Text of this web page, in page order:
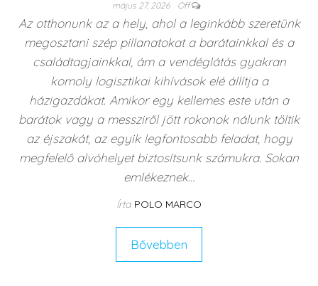
május 27, 2026 Off
Az otthonunk az a hely, ahol a leginkább szeretünk
megosztani szép pillanatokat a barátainkkal és a
családtagjainkkal, ám a vendéglátás gyakran
komoly logisztikai kihívások elé állítja a
házigazdákat. Amikor egy kellemes este után a
barátok vagy a messziről jött rokonok nálunk töltik
az éjszakát, az egyik legfontosabb feladat, hogy
megfelelő alvóhelyet biztosítsunk számukra. Sokan
emlékeznek…
Írta POLO MARCO
Bővebben